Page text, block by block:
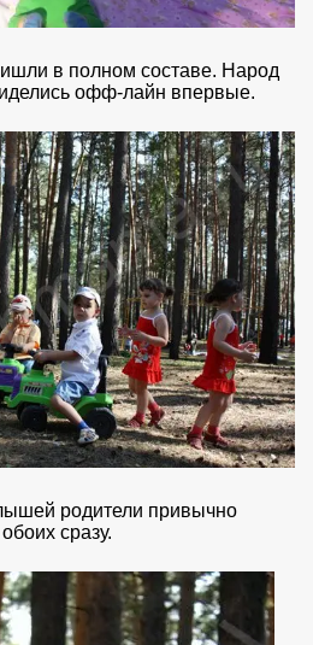
в полном составе. Народ
офф-лайн впервые.
родители привычно
сразу.